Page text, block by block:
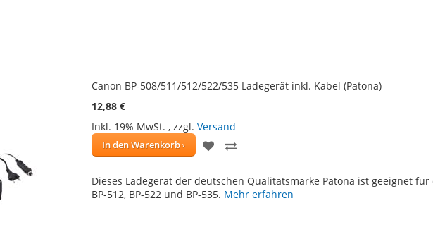
Canon BP-508/511/512/522/535 Ladegerät inkl. Kabel (Patona)
12,88 €
Inkl. 19% MwSt. , zzgl. Versand
In den Warenkorb
ZUR
HINZUFÜGEN
HINZUFÜGEN
Dieses Ladegerät der deutschen Qualitätsmarke Patona ist geeignet für
BP-512, BP-522 und BP-535. Mehr erfahren